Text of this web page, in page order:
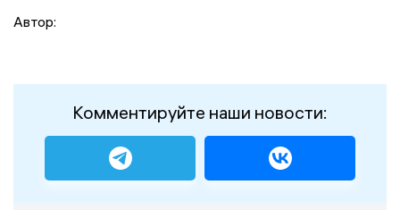
Автор:
Комментируйте наши новости: